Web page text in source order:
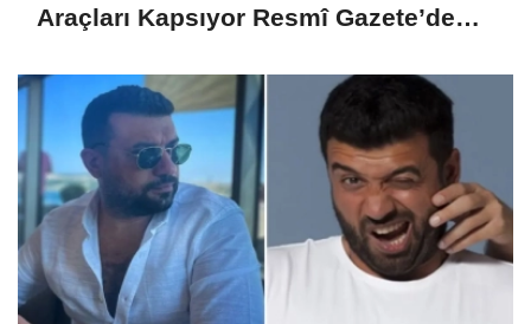
Araçları Kapsıyor Resmî Gazete’de